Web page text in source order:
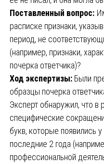
Поставленный вопрос:
расписке признаки,
период, не
(например, признаки,
почерка ответчика)?
Ход экспертизы: Были
образцы почерка
Эксперт обнаружил, что в
специфические
букв, которые появились у
последние 2 года
профессиональной